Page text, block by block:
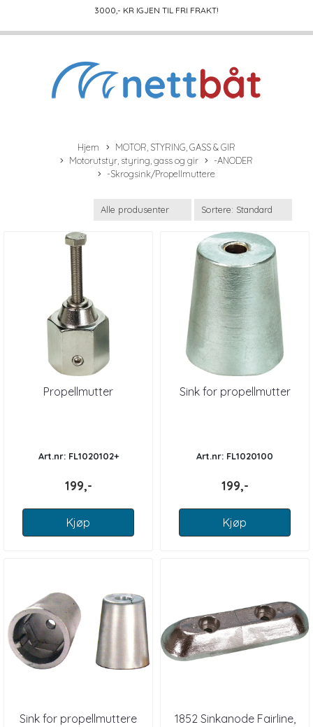
3000,- KR IGJEN TIL FRI FRAKT!
Hjem
MOTOR, STYRING, GASS & GIR
Motorutstyr, styring, gass og gir
-ANODER
-Skrogsink/Propellmuttere
Propellmutter
Art.nr: FL1020102+
199,-
Kjøp
Sink for propellmutter
Art.nr: FL1020100
199,-
Kjøp
Sink for propellmuttere
1852 Sinkanode Fairline,